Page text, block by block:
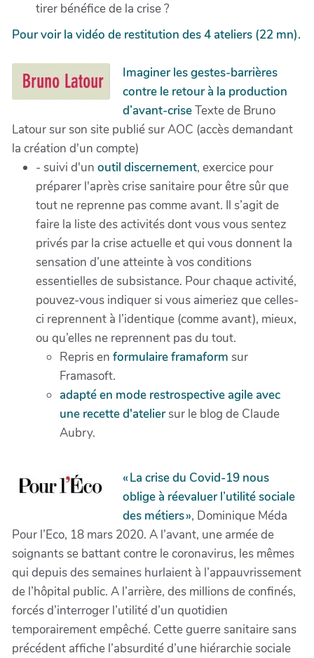
tirer bénéfice de la crise ?
Pour voir la vidéo de restitution des 4 ateliers (22 mn).
Imaginer les gestes-barrières
contre le retour à la production
d’avant-criseTexte de Bruno
Latour sur son site publié sur AOC (accès demandant
la création d'un compte)
- suivi d'un outil discernement, exercice pour
préparer l'après crise sanitaire pour être sûr que
tout ne reprenne pas comme avant. Il s’agit de
faire la liste des activités dont vous vous sentez
privés par la crise actuelle et qui vous donnent la
sensation d’une atteinte à vos conditions
essentielles de subsistance. Pour chaque activité,
pouvez-vous indiquer si vous aimeriez que celles-
ci reprennent à l’identique (comme avant), mieux,
ou qu’elles ne reprennent pas du tout.
Repris en formulaire framaform sur
Framasoft.
adapté en mode restrospective agile avec
une recette d'ateliersur le blog de Claude
Aubry.
« La crise du Covid-19 nous
oblige à réevaluer l’utilité sociale
des métiers », Dominique Méda
Pour l’Eco, 18 mars 2020. A l’avant, une armée de
soignants se battant contre le coronavirus, les mêmes
qui depuis des semaines hurlaient à l’appauvrissement
de l’hôpital public. A l’arrière, des millions de confinés,
forcés d’interroger l’utilité d’un quotidien
temporairement empêché. Cette guerre sanitaire sans
précédent affiche l’absurdité d’une hiérarchie sociale